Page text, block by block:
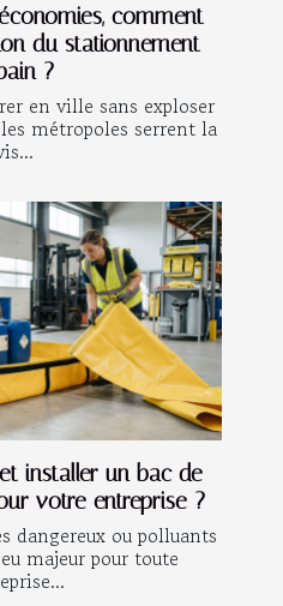
comment
du stationnement
?
en ville sans exploser
métropoles serrent la
installer un bac de
votre entreprise ?
dangereux ou polluants
majeur pour toute